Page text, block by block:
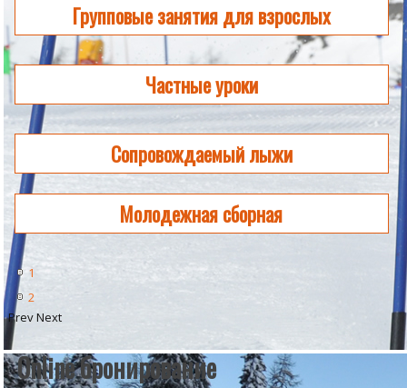
Групповые занятия для взрослых
Частные уроки
Сопровождаемый лыжи
Молодежная сборная
1
2
PrevNext
Online бронирование